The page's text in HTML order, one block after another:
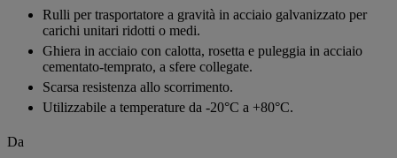
Rulli per trasportatore a gravità in acciaio galvanizzato per
carichi unitari ridotti o medi.
Ghiera in acciaio con calotta, rosetta e puleggia in acciaio
cementato-temprato, a sfere collegate.
Scarsa resistenza allo scorrimento.
Utilizzabile a temperature da -20°C a +80°C.
Da